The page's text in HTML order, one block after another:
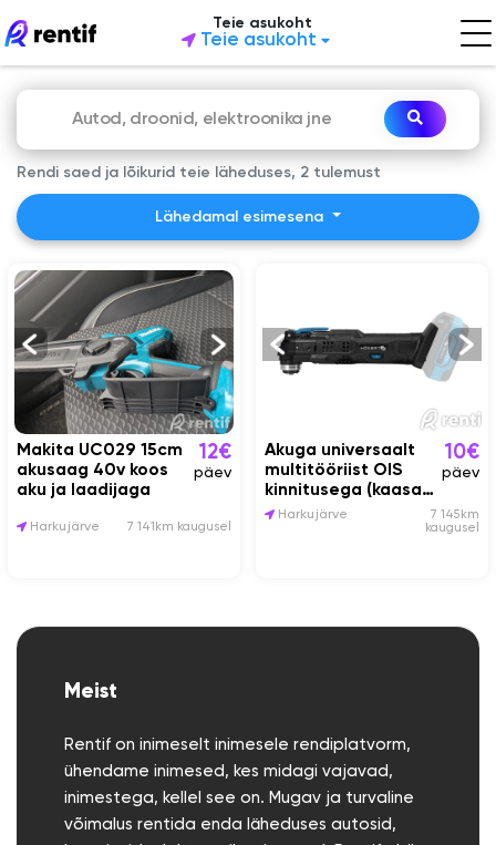
Teie asukoht
Teie asukoht
Rendi saed ja lõikurid teie läheduses, 2 tulemust
Lähedamal esimesena
Makita UC029 15cm
akusaag 40v koos
aku ja laadijaga
12€
päev
Harkujärve 7 141km kaugusel
Akuga universaalt
multitööriist OIS
kinnitusega (kaasas
1 aku ja laadija)
10€
päev
Harkujärve
7 145km
kaugusel
Meist
Rentif on inimeselt inimesele rendiplatvorm,
ühendame inimesed, kes midagi vajavad,
inimestega, kellel see on. Mugav ja turvaline
võimalus rentida enda läheduses autosid,